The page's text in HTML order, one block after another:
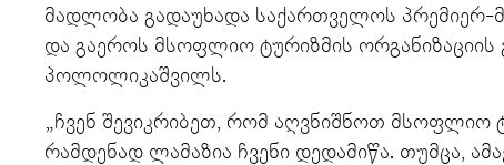
მადლობა გადაუხადა საქართველოს პრემიერ-
და გაეროს მსოფლიო ტურიზმის ორგანიზაციის
პოლოლიკაშვილს.
„ჩვენ შევიკრიბეთ, რომ აღვნიშნოთ მსოფლიო
რამდენად ლამაზია ჩვენი დედამიწა. თუმცა,